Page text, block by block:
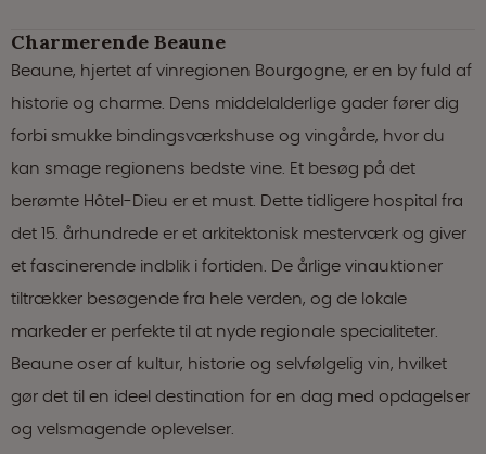
Charmerende Beaune
Beaune, hjertet af vinregionen Bourgogne, er en by fuld af
historie og charme. Dens middelalderlige gader fører dig
forbi smukke bindingsværkshuse og vingårde, hvor du
kan smage regionens bedste vine. Et besøg på det
berømte Hôtel-Dieu er et must. Dette tidligere hospital fra
det 15. århundrede er et arkitektonisk mesterværk og giver
et fascinerende indblik i fortiden. De årlige vinauktioner
tiltrækker besøgende fra hele verden, og de lokale
markeder er perfekte til at nyde regionale specialiteter.
Beaune oser af kultur, historie og selvfølgelig vin, hvilket
gør det til en ideel destination for en dag med opdagelser
og velsmagende oplevelser.